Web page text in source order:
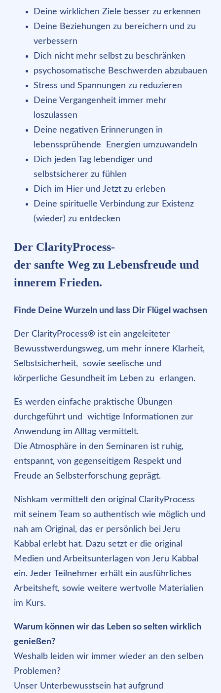
Deine wirklichen Ziele besser zu erkennen
Deine Beziehungen zu bereichern und zu
verbessern
Dich nicht mehr selbst zu beschränken
psychosomatische Beschwerden abzubauen
Stress und Spannungen zu reduzieren
Deine Vergangenheit immer mehr
loszulassen
Deine negativen Erinnerungen in
lebenssprühende Energien umzuwandeln
Dich jeden Tag lebendiger und
selbstsicherer zu fühlen
Dich im Hier und Jetzt zu erleben
Deine spirituelle Verbindung zur Existenz
(wieder) zu entdecken
Der ClarityProcess-
der sanfte Weg zu Lebensfreude und
innerem Frieden.
Finde Deine Wurzeln und lass Dir Flügel wachsen
Der ClarityProcess® ist ein angeleiteter
Bewusstwerdungsweg, um mehr innere Klarheit,
Selbstsicherheit, sowie seelische und
körperliche Gesundheit im Leben zu erlangen.
Es werden einfache praktische Übungen
durchgeführt und wichtige Informationen zur
Anwendung im Alltag vermittelt.
Die Atmosphäre in den Seminaren ist ruhig,
entspannt, von gegenseitigem Respekt und
Freude an Selbsterforschung geprägt.
Nishkam vermittelt den original ClarityProcess
mit seinem Team so authentisch wie möglich und
nah am Original, das er persönlich bei Jeru
Kabbal erlebt hat. Dazu setzt er die original
Medien und Arbeitsunterlagen von Jeru Kabbal
ein. Jeder Teilnehmer erhält ein ausführliches
Arbeitsheft, sowie weitere wertvolle Materialien
im Kurs.
Warum können wir das Leben so selten wirklich
genießen?
Weshalb leiden wir immer wieder an den selben
Problemen?
Unser Unterbewusstsein hat aufgrund